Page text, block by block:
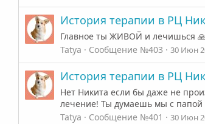
История терапии в РЦ
Главное ты ЖИВОЙ и лечишься 🙏
Tatya
Сообщение №403 30 Июн
История терапии в РЦ
Нет Никита если бы даже не
лечение! Ты думаешь мы с папой
Tatya
Сообщение №401 30 Июн